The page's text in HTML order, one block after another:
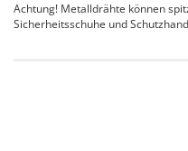
Achtung! Metalldrähte können
Sicherheitsschuhe und